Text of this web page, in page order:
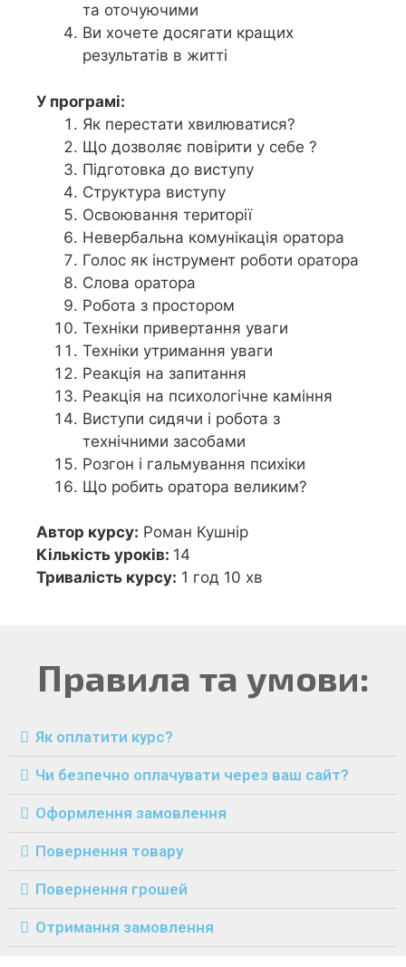
та оточуючими
Ви хочете досягати кращих
результатів в житті
У програмі:
Як перестати хвилюватися?
Що дозволяє повірити у себе ?
Підготовка до виступу
Структура виступу
Освоювання території
Невербальна комунікація оратора
Голос як інструмент роботи оратора
Слова оратора
Робота з простором
Техніки привертання уваги
Техніки утримання уваги
Реакція на запитання
Реакція на психологічне каміння
Виступи сидячи і робота з
технічними засобами
Розгон і гальмування психіки
Що робить оратора великим?
Автор курсу: Роман Кушнір
Кількість уроків: 14
Тривалість курсу: 1 год 10 хв
Правила та умови:
Як оплатити курс?
Чи безпечно оплачувати через ваш сайт?
Оформлення замовлення
Повернення товару
Повернення грошей
Отримання замовлення